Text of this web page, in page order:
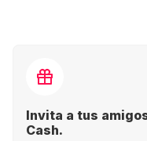
Invita a tus
Cash.